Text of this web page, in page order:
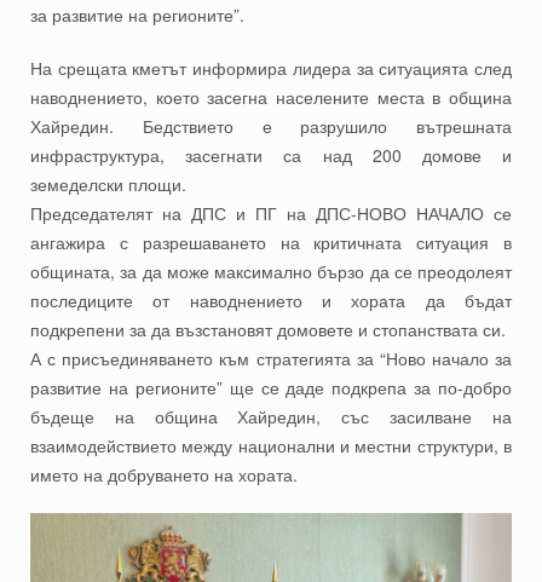
за развитие на регионите”.
На срещата кметът информира лидера за ситуацията след
наводнението, което засегна населените места в община
Хайредин. Бедствието е разрушило вътрешната
инфраструктура, засегнати са над 200 домове и
земеделски площи.
Председателят на ДПС и ПГ на ДПС-НОВО НАЧАЛО се
ангажира с разрешаването на критичната ситуация в
общината, за да може максимално бързо да се преодолеят
последиците от наводнението и хората да бъдат
подкрепени за да възстановят домовете и стопанствата си.
А с присъединяването към стратегията за “Ново начало за
развитие на регионите” ще се даде подкрепа за по-добро
бъдеще на община Хайредин, със засилване на
взаимодействието между национални и местни структури, в
името на добруването на хората.